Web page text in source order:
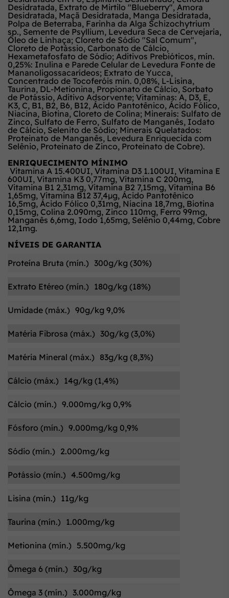
Desidratada, Extrato de Mirtilo "Blueberry", Amora
Desidratada, Maçã Desidratada, Manga Desidratada,
Polpa de Beterraba, Farinha da Alga Schizochytrium
sp., Semente de Psyllium, Levedura Seca de Cervejaria,
Óleo de Linhaça; Cloreto de Sódio "Sal Comum",
Cloreto de Potássio, Carbonato de Cálcio,
Hexametafosfato de Sódio; Aditivos Prebióticos, mín.
0,25%: Inulina e Parede Celular de Levedura Fonte de
Mananoligossacarídeos; Extrato de Yucca,
Concentrado de Tocoferóis mín. 0,08%, L-Lisina,
Taurina, DL-Metionina, Propionato de Cálcio, Sorbato
de Potássio, Aditivo Adsorvente; Vitaminas: A, D3, E,
K3, C, B1, B2, B6, B12, Ácido Pantotênico, Ácido Fólico,
Niacina, Biotina, Cloreto de Colina; Minerais: Sulfato de
Zinco, Sulfato de Ferro, Sulfato de Manganês, Iodato
de Cálcio, Selenito de Sódio; Minerais Quelatados:
Proteinato de Manganês, Levedura Enriquecida com
Selênio, Proteinato de Zinco, Proteinato de Cobre).
ENRIQUECIMENTO MÍNIMO
Vitamina A 15.400UI, Vitamina D3 1.100UI, Vitamina E
600UI, Vitamina K3 0,77mg, Vitamina C 200mg,
Vitamina B1 2,31mg, Vitamina B2 7,15mg, Vitamina B6
1,65mg, Vitamina B12 37,4µg, Ácido Pantotênico
16,5mg, Ácido Fólico 0,31mg, Niacina 18,7mg, Biotina
0,15mg, Colina 2.090mg, Zinco 110mg, Ferro 99mg,
Manganês 6,6mg, Iodo 1,65mg, Selênio 0,44mg, Cobre
12,1mg.
NÍVEIS DE GARANTIA
Proteína Bruta (mín.) 300g/kg (30%)
Extrato Etéreo (mín.) 180g/kg (18%)
Umidade (máx.) 90g/kg 9,0%
Matéria Fibrosa (máx.) 30g/kg (3,0%)
Matéria Mineral (máx.) 83g/kg (8,3%)
Cálcio (máx.) 14g/kg (1,4%)
Cálcio (mín.) 9.000mg/kg 0,9%
Fósforo (mín.) 9.000mg/kg 0,9%
Sódio (mín.) 2.000mg/kg
Potássio (mín.) 4.500mg/kg
Lisina (mín.) 11g/kg
Taurina (mín.) 1.000mg/kg
Metionina (mín.) 5.500mg/kg
Ômega 6 (mín.) 30g/kg
Ômega 3 (mín.) 3.000mg/kg